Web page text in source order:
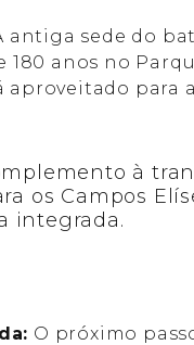
antiga sede do
anos no
aproveitado para
à
os Campos
integrada.
O próximo